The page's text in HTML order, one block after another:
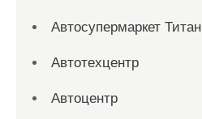
Автосупермаркет Титан
Автотехцентр
Автоцентр